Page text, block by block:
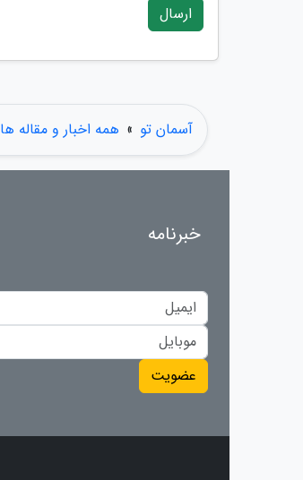
ارسال
آسمان تو » همه اخبار و مقاله ها
خبرنامه
عضویت